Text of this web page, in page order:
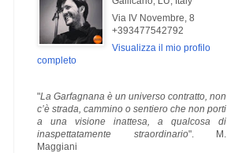
Via IV Novembre, 8
+393477542792
Visualizza il mio profilo
completo
"La Garfagnana è un universo contratto, non
c’è strada, cammino o sentiero che non porti
a una visione inattesa, a qualcosa di
inaspettatamente straordinario". M.
Maggiani